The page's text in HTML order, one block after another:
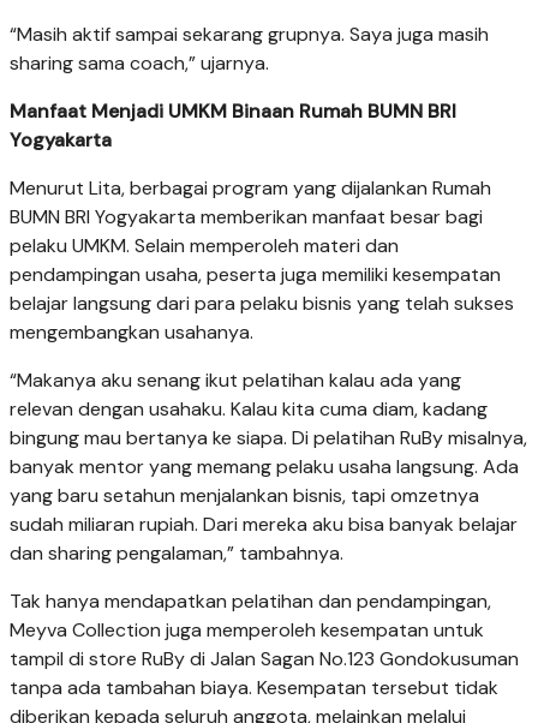
“Masih aktif sampai sekarang grupnya. Saya juga masih
sharing sama coach,” ujarnya.
Manfaat Menjadi UMKM Binaan Rumah BUMN BRI
Yogyakarta
Menurut Lita, berbagai program yang dijalankan Rumah
BUMN BRI Yogyakarta memberikan manfaat besar bagi
pelaku UMKM. Selain memperoleh materi dan
pendampingan usaha, peserta juga memiliki kesempatan
belajar langsung dari para pelaku bisnis yang telah sukses
mengembangkan usahanya.
“Makanya aku senang ikut pelatihan kalau ada yang
relevan dengan usahaku. Kalau kita cuma diam, kadang
bingung mau bertanya ke siapa. Di pelatihan RuBy misalnya,
banyak mentor yang memang pelaku usaha langsung. Ada
yang baru setahun menjalankan bisnis, tapi omzetnya
sudah miliaran rupiah. Dari mereka aku bisa banyak belajar
dan sharing pengalaman,” tambahnya.
Tak hanya mendapatkan pelatihan dan pendampingan,
Meyva Collection juga memperoleh kesempatan untuk
tampil di store RuBy di Jalan Sagan No.123 Gondokusuman
tanpa ada tambahan biaya. Kesempatan tersebut tidak
diberikan kepada seluruh anggota, melainkan melalui